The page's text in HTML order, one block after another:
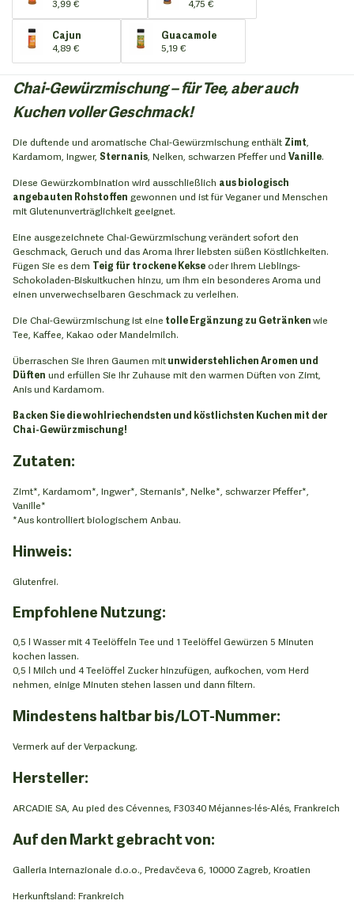
3,99 €
4,75 €
Cajun
4,89 €
Guacamole
5,19 €
Chai-Gewürzmischung – für Tee, aber auch
Kuchen voller Geschmack!
Die duftende und aromatische Chai-Gewürzmischung enthält Zimt
Kardamom, Ingwer, Sternanis , Nelken, schwarzen Pfeffer und Vanille.
Diese Gewürzkombination wird ausschließlich aus biologisch
angebauten Rohstoffen gewonnen und ist für Veganer und Menschen
mit Glutenunverträglichkeit geeignet.
Eine ausgezeichnete Chai-Gewürzmischung verändert sofort den
Geschmack, Geruch und das Aroma Ihrer liebsten süßen Köstlichkeiten.
Fügen Sie es dem Teig für trockene Kekseoder Ihrem Lieblings-
Schokoladen-Biskuitkuchen hinzu, um ihm ein besonderes Aroma und
einen unverwechselbaren Geschmack zu verleihen.
Die Chai-Gewürzmischung ist eine tolle Ergänzung zu Getränkenwie
Tee, Kaffee, Kakao oder Mandelmilch.
Überraschen Sie Ihren Gaumen mitunwiderstehlichen Aromen und
Düften und erfüllen Sie Ihr Zuhause mit den warmen Düften von Zimt,
Anis und Kardamom.
Backen Sie die wohlriechendsten und köstlichsten Kuchen mit der
Chai-Gewürzmischung!
Zutaten:
Zimt*, Kardamom*, Ingwer*, Sternanis*, Nelke*, schwarzer Pfeffer*,
Vanille*
*Aus kontrolliert biologischem Anbau.
Hinweis:
Glutenfrei.
Empfohlene Nutzung:
0,5 l Wasser mit 4 Teelöffeln Tee und 1 Teelöffel Gewürzen 5 Minuten
kochen lassen.
0,5 l Milch und 4 Teelöffel Zucker hinzufügen, aufkochen, vom Herd
nehmen, einige Minuten stehen lassen und dann filtern.
Mindestens haltbar bis/LOT-Nummer:
Vermerk auf der Verpackung.
Hersteller:
ARCADIE SA, Au pied des Cévennes, F30340 Méjannes-lés-Alés, Frankreich
Auf den Markt gebracht von:
Galleria Internazionale d.o.o., Predavčeva 6, 10000 Zagreb, Kroatien
Herkunftsland: Frankreich